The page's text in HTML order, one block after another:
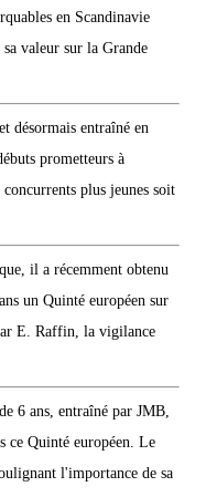
en Scandinavie
valeur sur la Grande
désormais entraîné en
prometteurs à
plus jeunes soit
il a récemment obtenu
un Quinté européen sur
E. Raffin, la vigilance
6 ans, entraîné par JMB,
ce Quinté européen. Le
l'importance de sa